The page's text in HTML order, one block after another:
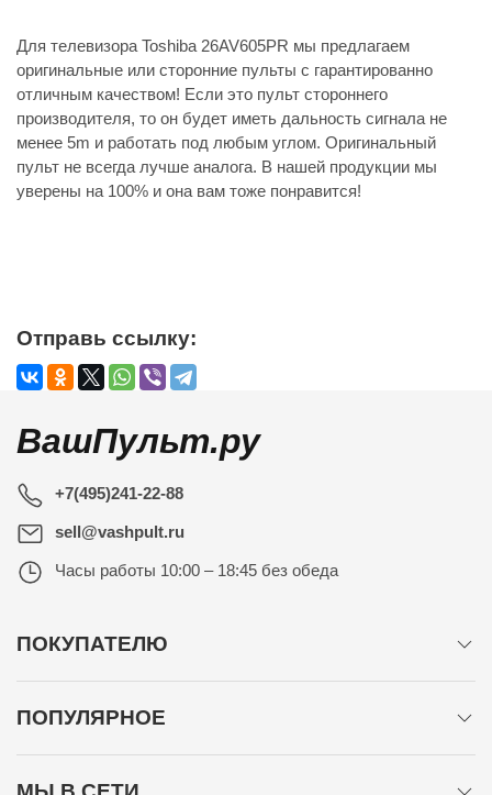
Для телевизора Toshiba 26AV605PR мы предлагаем
оригинальные или сторонние пульты с гарантированно
отличным качеством! Если это пульт стороннего
производителя, то он будет иметь дальность сигнала не
менее 5m и работать под любым углом. Оригинальный
пульт не всегда лучше аналога. В нашей продукции мы
уверены на 100% и она вам тоже понравится!
Отправь ссылку:
ВашПульт.ру
+7(495)241-22-88
sell@vashpult.ru
Часы работы 10:00 – 18:45 без обеда
ПОКУПАТЕЛЮ
ПОПУЛЯРНОЕ